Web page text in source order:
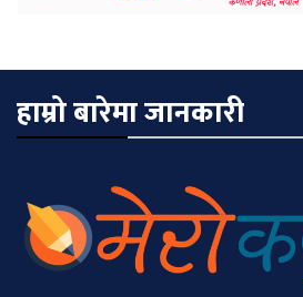
हाम्रो बारेमा जानकारी